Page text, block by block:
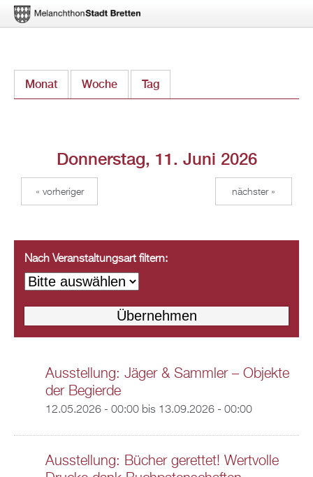
zum
Monat Woche Tag
Donnerstag, 11. Juni 2026
« vorheriger nächster »
Nach Veranstaltungsart filtern:
Ausstellung: Jäger & Sammler – Objekte
der Begierde
12.05.2026 - 00:00bis 13.09.2026 - 00:00
Ausstellung: Bücher gerettet! Wertvolle